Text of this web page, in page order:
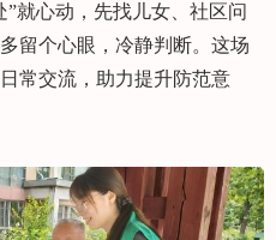
就心动，先找儿女、社区问
留个心眼，冷静判断。这场
常交流，助力提升防范意